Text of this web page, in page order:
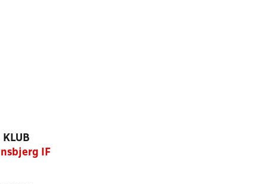
KLUB
IF